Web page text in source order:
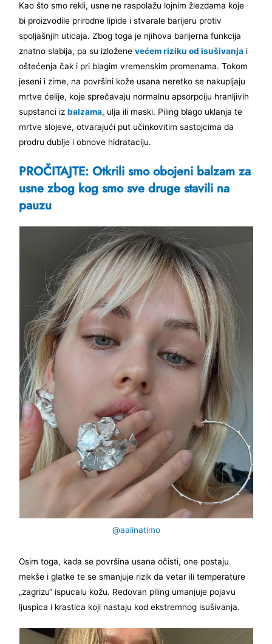
Kao što smo rekli, usne ne raspolažu lojnim žlezdama koje
bi proizvodile prirodne lipide i stvarale barijeru protiv
spoljašnjih uticaja. Zbog toga je njihova barijerna funkcija
znatno slabija, pa su izloženevećem riziku od isušivanja i
oštećenja čak i pri blagim vremenskim promenama. Tokom
jeseni i zime, na površini kože usana neretko se nakupljaju
mrtve ćelije, koje sprečavaju normalnu apsorpciju hranljivih
supstanci izbalzama, ulja ili maski. Piling blago uklanja te
mrtve slojeve, otvarajući put učinkovitim sastojcima da
prodru dublje i obnove hidrataciju.
PROČITAJTE: Otkrili smo obojeni balzam za
usne zbog kog smo sve druge stavili na
pauzu
@aalinatimo
Osim toga, kada se površina usana očisti, one postaju
mekše i glatke te se smanjuje rizik da vetar ili temperature
„zagrizu“ ispucalu kožu. Redovan piling umanjuje pojavu
ljuspica i krastica koji nastaju kod ekstremnog isušivanja.